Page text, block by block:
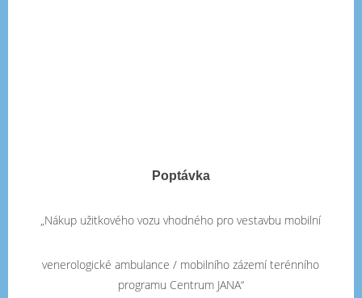
Poptávka
„Nákup užitkového vozu vhodného pro vestavbu mobilní
venerologické ambulance / mobilního zázemí terénního
programu Centrum JANA“